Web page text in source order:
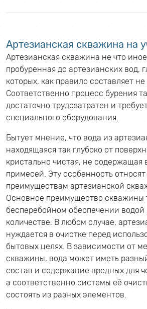
Артезианская скважина на
Артезианская скважина не что
пробуренная до артезианских вод,
которых, как правило составляет
Соответственно процесс бурения
достаточно трудозатратен и
специального оборудования.
Бытует мнение, что вода из
находящаяся так глубоко от
кристально чистая, не содержащая
примесей. Эту особенность
преимуществам артезианской
Основное преимущество скважины
бесперебойном обеспечении
количестве. В любом случае,
нуждается в очистке перед
бытовых целях. В зависимости от
скважины, вода может иметь
состав и содержание вредных для
а соответственно системы её
состоять из разных элементов.